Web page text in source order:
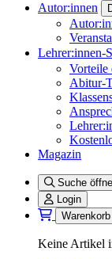
Autor:innen
Lehrer:innen-
Vorteile
Abitur-
Magazin
Suche
Login
Keine Artikel